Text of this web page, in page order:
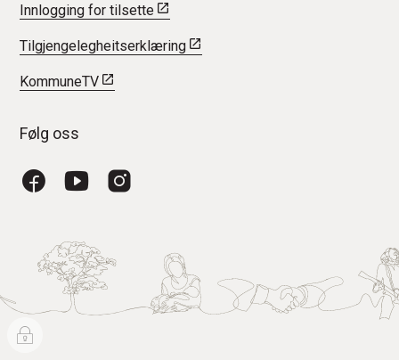
Innlogging for tilsette
Tilgjengelegheitserklæring
KommuneTV
Følg oss
FacebookYouTube
I